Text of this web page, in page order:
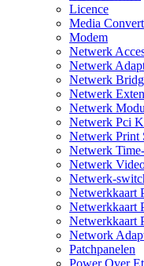
Licence
Media
Modem
Netwerk
Netwerk
Netwerk
Netwerk
Netwerk
Netwerk Pci
Netwerk Print
Netwerk
Netwerk
Netwerk-
Netwerkkaart
Netwerkkaart
Netwerkkaart
Network
Patchpanelen